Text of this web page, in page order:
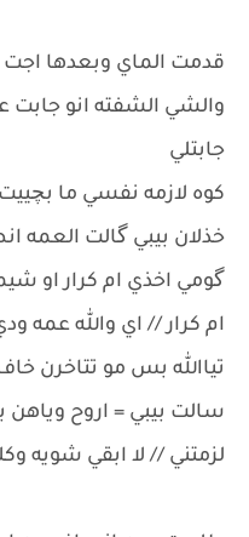
قدمت الماي وبعدها
والشي الشفته انو جابت
جابتلي
كوه لازمه نفسي ما
خذلان بيبي گالت العمه
گومي اخذي ام كرار او
ام كرار // اي والله عمه
تياالله بس مو تتاخرن
سالت بيبي = اروح وياهن
لزمتني // لا ابقي شويه